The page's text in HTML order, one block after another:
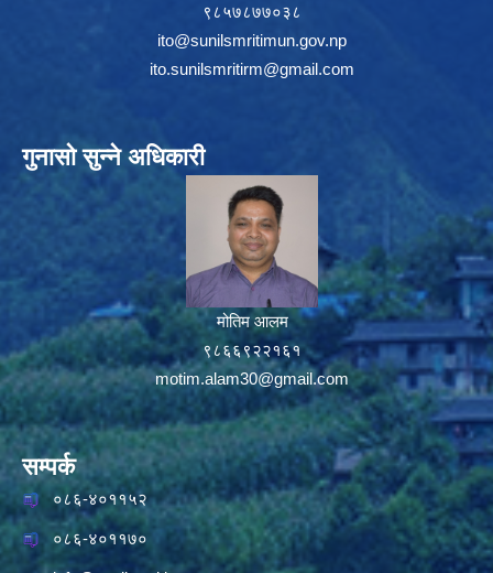
९८५७८७७०३८
ito@sunilsmritimun.gov.np
ito.sunilsmritirm@gmail.com
गुनासो सुन्ने अधिकारी
मोतिम आलम
९८६६९२२१६१
motim.alam30@gmail.com
सम्पर्क
०८६-४०११५२
०८६-४०११७०